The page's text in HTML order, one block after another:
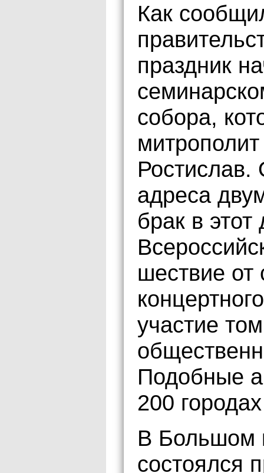
Как
праздник
собора,
адреса
брак в
шествие от
участие
Подобные
200
В Большом
состоялся